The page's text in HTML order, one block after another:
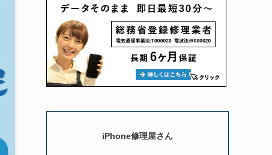
iPhone修理屋さん